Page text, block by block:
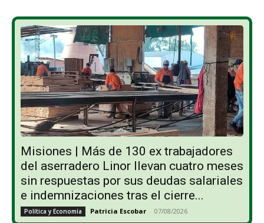
Misiones | Más de 130 ex trabajadores
del aserradero Linor llevan cuatro meses
sin respuestas por sus deudas salariales
e indemnizaciones tras el cierre...
Política y Economía Patricia Escobar - 07/08/2026